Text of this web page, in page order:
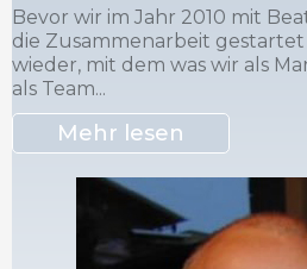
Bevor wir im Jahr 2010 mit
die Zusammenarbeit
wieder, mit dem was wir als
als Team...
Mehr lesen